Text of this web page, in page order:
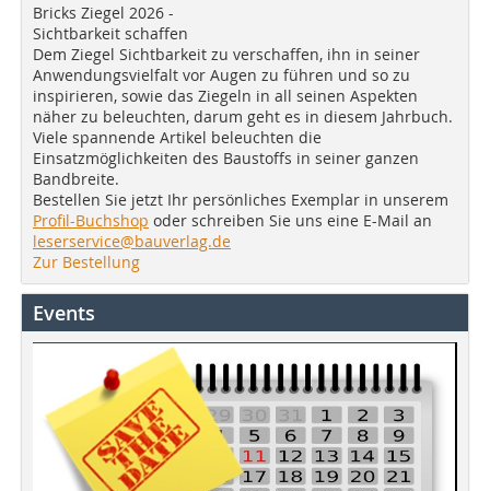
Bricks Ziegel 2026 -
Sichtbarkeit schaffen
Dem Ziegel Sichtbarkeit zu verschaffen, ihn in seiner
Anwendungsvielfalt vor Augen zu führen und so zu
inspirieren, sowie das Ziegeln in all seinen Aspekten
näher zu beleuchten, darum geht es in diesem Jahrbuch.
Viele spannende Artikel beleuchten die
Einsatzmöglichkeiten des Baustoffs in seiner ganzen
Bandbreite.
Bestellen Sie jetzt Ihr persönliches Exemplar in unserem
Profil-Buchshop oder schreiben Sie uns eine E-Mail an
leserservice@bauverlag.de
Zur Bestellung
Events